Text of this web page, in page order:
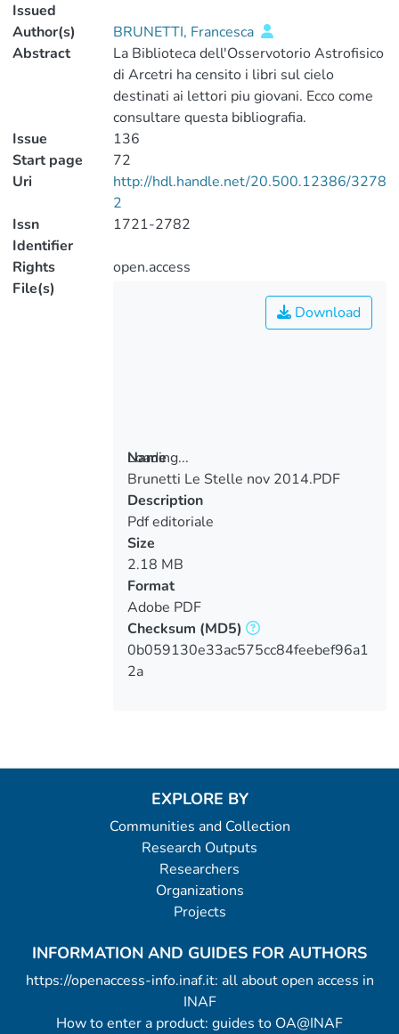
Issued
Author(s)
BRUNETTI, Francesca
Abstract
La Biblioteca dell'Osservotorio Astrofisico
di Arcetri ha censito i libri sul cielo
destinati ai lettori piu giovani. Ecco come
consultare questa bibliografia.
Issue
136
Start page
72
Uri
http://hdl.handle.net/20.500.12386/3278
2
Issn
Identifier
1721-2782
Rights
open.access
File(s)
Loading...
Loading...
Download
Name
Brunetti Le Stelle nov 2014.PDF
Description
Pdf editoriale
Size
2.18 MB
Format
Adobe PDF
Checksum (MD5)
0b059130e33ac575cc84feebef96a1
2a
EXPLORE BY
Communities and Collection
Research Outputs
Researchers
Organizations
Projects
INFORMATION AND GUIDES FOR AUTHORS
https://openaccess-info.inaf.it: all about open access in
INAF
How to enter a product: guides to OA@INAF